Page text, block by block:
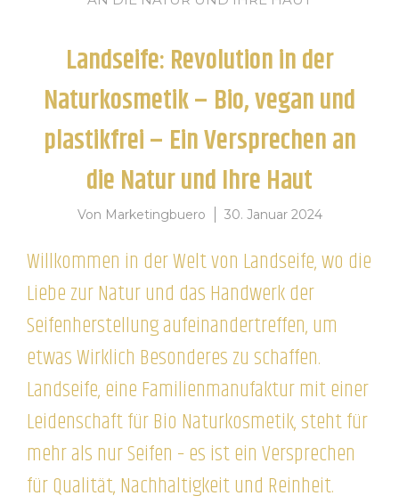
Landseife: Revolution in der
Naturkosmetik – Bio, vegan und
plastikfrei – Ein Versprechen an
die Natur und Ihre Haut
Von Marketingbuero 30. Januar 2024
Willkommen in der Welt von Landseife, wo die
Liebe zur Natur und das Handwerk der
Seifenherstellung aufeinandertreffen, um
etwas Wirklich Besonderes zu schaffen.
Landseife, eine Familienmanufaktur mit einer
Leidenschaft für Bio Naturkosmetik, steht für
mehr als nur Seifen – es ist ein Versprechen
für Qualität, Nachhaltigkeit und Reinheit.